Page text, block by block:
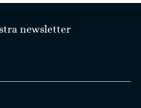
newsletter